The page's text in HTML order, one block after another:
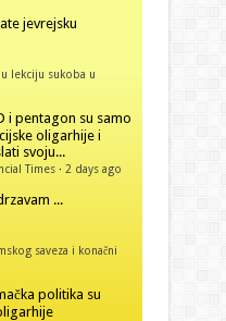
jevrejsku
lekciju sukoba u
i pentagon su samo
oligarhije i
svoju...
Times· 2 days ago
...
saveza i konačni
politika su